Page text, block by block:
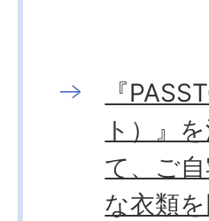
『
ト）』
て、ご
な衣類